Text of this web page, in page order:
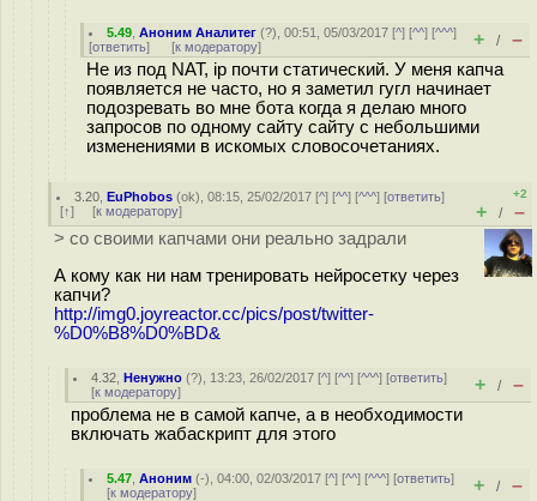
5.49 ,Аноним Аналитег (?), 00:51, 05/03/2017 [^] [^^] [^^^]
[ответить] [к модератору] + / –
Не из под NAT, ip почти статический. У меня капча
появляется не часто, но я заметил гугл начинает
подозревать во мне бота когда я делаю много
запросов по одному сайту сайту с небольшими
изменениями в искомых словосочетаниях.
3.20 ,EuPhobos (ok), 08:15, 25/02/2017 [^] [^^] [^^^] [ответить]
[↑] [к модератору]
+2
+ / –
> со своими капчами они реально задрали
А кому как ни нам тренировать нейросетку через
капчи?
http://img0.joyreactor.cc/pics/post/twitter-
%D0%B8%D0%BD&
4.32 ,Ненужно (?), 13:23, 26/02/2017 [^] [^^] [^^^] [ответить]
[к модератору] + / –
проблема не в самой капче, а в необходимости
включать жабаскрипт для этого
5.47 ,Аноним (-), 04:00, 02/03/2017 [^] [^^] [^^^] [ответить]
[к модератору] + / –